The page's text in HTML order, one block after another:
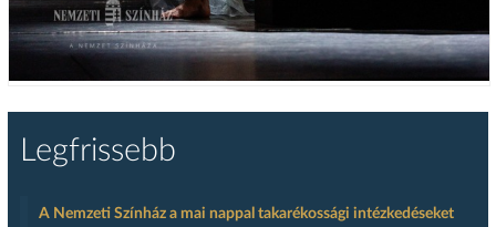
Legfrissebb
A Nemzeti Színház a mai nappal takarékossági intézkedéseket